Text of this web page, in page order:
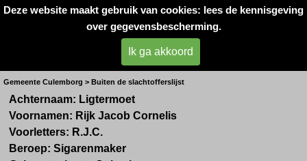
Deze website maakt gebruik van cookies: lees de kennisgeving
over gegevensbescherming.
Ik ga akkoord
Oorlogsslachtoffers
West- Betuwe
Gemeente Culemborg > Buiten de slachtofferslijst
Achternaam: Ligtermoet
Voornamen: Rijk Jacob Cornelis
Voorletters: R.J.C.
Beroep: Sigarenmaker